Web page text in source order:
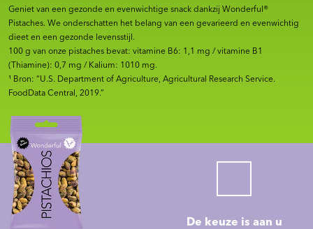
Geniet van een gezonde en evenwichtige snack dankzij Wonderful®
Pistaches. We onderschatten het belang van een gevarieerd en evenwichtig
dieet en een gezonde levensstijl.
100 g van onze pistaches bevat: vitamine B6: 1,1 mg / vitamine B1
(Thiamine): 0,7 mg / Kalium: 1010 mg.
¹ Bron: “U.S. Department of Agriculture, Agricultural Research Service.
FoodData Central, 2019.”
De keuze is aan u